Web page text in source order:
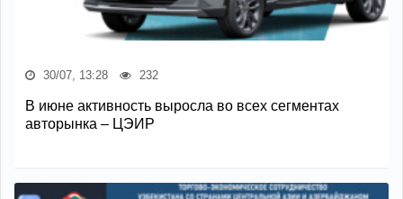
30/07, 13:28 232
В июне активность выросла во всех сегментах
авторынка – ЦЭИР